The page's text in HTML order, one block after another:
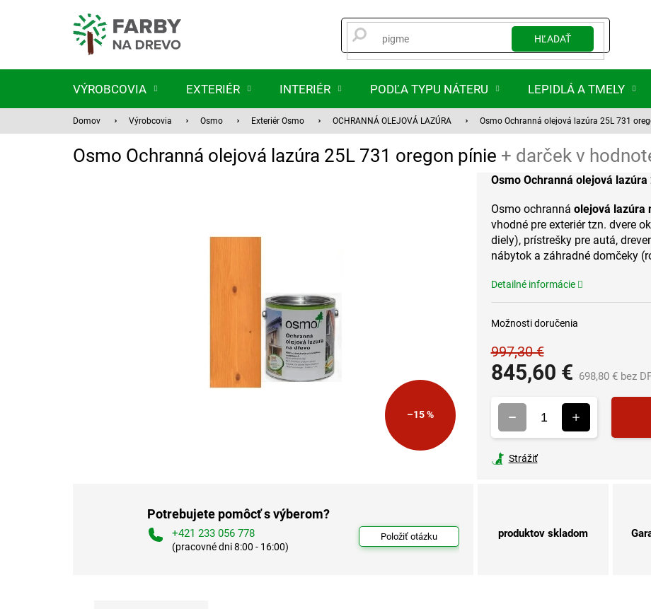
HĽADAŤ
VÝROBCOVIA EXTERIÉR INTERIÉR PODĽA TYPU NÁTERU LEPIDLÁ A TMELY
Domov Výrobcovia Osmo Exteriér Osmo OCHRANNÁ OLEJOVÁ LAZÚRA Osmo Ochranná olejová lazúra 25L 731
Osmo Ochranná olejová lazúra 25L 731 oregon pínie + darček v
–15 %
997,30 €
845,60 € 698,80 € bez
Možnosti doručenia
Osmo Ochranná olejová
Osmo ochranná olejová lazúra
vhodné pre exteriér tzn. dvere
diely), prístrešky pre autá,
nábytok a záhradné domčeky
Detailné informácie
Strážiť
Potrebujete pomôcť s výberom?
+421 233 056 778
(pracovné dni 8:00 - 16:00)
Položiť otázku produktov skladom